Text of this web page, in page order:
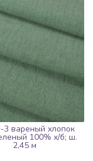
3 вареный хлопок
100% х/б; ш.
2,45 м